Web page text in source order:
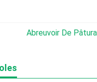
Abreuvoir De